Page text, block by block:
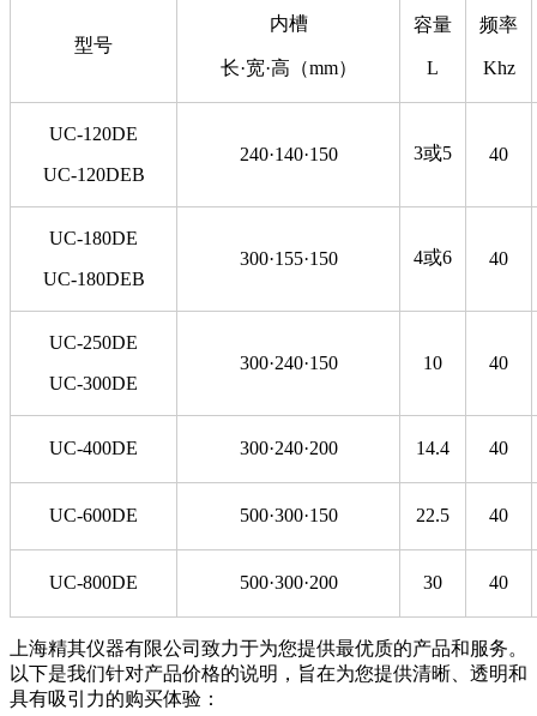
型号
内槽
长·宽·高（mm）
容量
L
频率
Khz
UC-120DE
UC-120DEB
240·140·150 3或5 40
UC-180DE
UC-180DEB
300·155·150 4或6 40
UC-250DE
UC-300DE
300·240·150 10 40
UC-400DE 300·240·200 14.4 40
UC-600DE 500·300·150 22.5 40
UC-800DE 500·300·200 30 40
上海精其仪器有限公司致力于为您提供最优质的产品和服务。
以下是我们针对产品价格的说明，旨在为您提供清晰、透明和
具有吸引力的购买体验：